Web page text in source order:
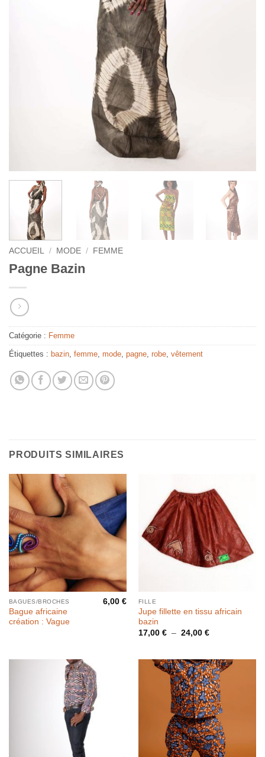
ACCUEIL / MODE / FEMME
Pagne Bazin
Catégorie : Femme
Étiquettes : bazin femme mode pagne robe vêtement
PRODUITS SIMILAIRES
BAGUES/BROCHES
Bague africaine
création : Vague
6,00€ FILLE
Jupe fillette en tissu africain
bazin
17,00 € – 24,00 €Plage
à
24,00 €